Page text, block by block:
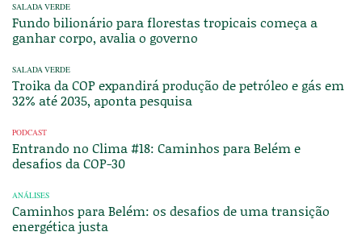
SALADA VERDE
Fundo bilionário para florestas tropicais começa a
ganhar corpo, avalia o governo
SALADA VERDE
Troika da COP expandirá produção de petróleo e gás em
32% até 2035, aponta pesquisa
PODCAST
Entrando no Clima #18: Caminhos para Belém e
desafios da COP-30
ANÁLISES
Caminhos para Belém: os desafios de uma transição
energética justa